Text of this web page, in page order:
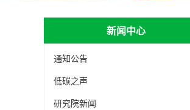
新闻中心
通知公告
低碳之声
研究院新闻